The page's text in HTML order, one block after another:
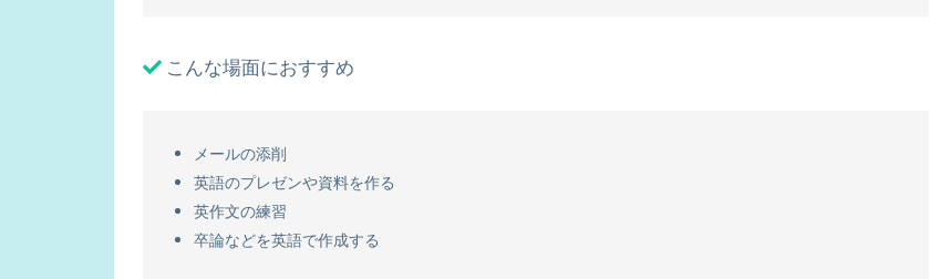
こんな場面におすすめ
メールの添削
英語のプレゼンや資料を作る
英作文の練習
卒論などを英語で作成する